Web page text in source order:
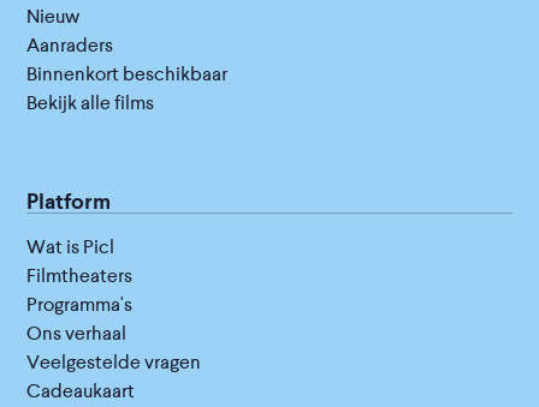
Nieuw
Aanraders
Binnenkort beschikbaar
Bekijk alle films
Platform
Wat is Picl
Filmtheaters
Programma's
Ons verhaal
Veelgestelde vragen
Cadeaukaart